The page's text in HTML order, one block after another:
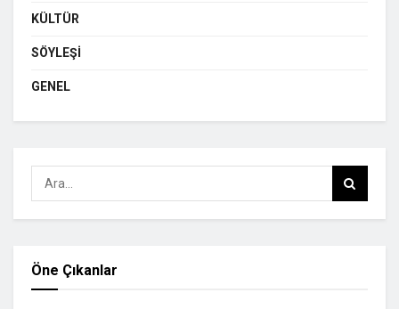
KÜLTÜR
SÖYLEŞI
GENEL
Öne Çıkanlar